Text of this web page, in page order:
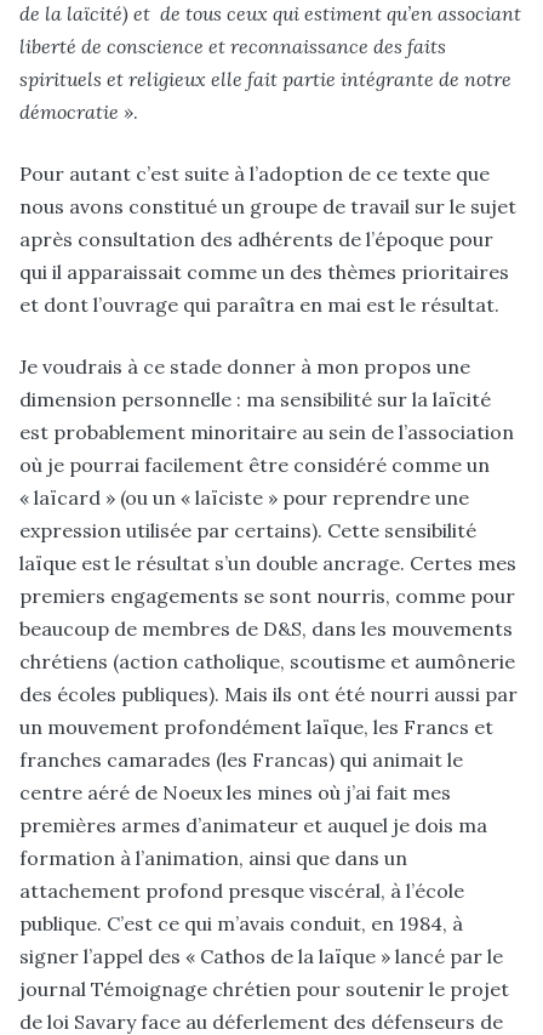
de la laïcité) et de tous ceux qui estiment qu’en associant
liberté de conscience et reconnaissance des faits
spirituels et religieux elle fait partie intégrante de notre
démocratie ».
Pour autant c’est suite à l’adoption de ce texte que
nous avons constitué un groupe de travail sur le sujet
après consultation des adhérents de l’époque pour
qui il apparaissait comme un des thèmes prioritaires
et dont l’ouvrage qui paraîtra en mai est le résultat.
Je voudrais à ce stade donner à mon propos une
dimension personnelle : ma sensibilité sur la laïcité
est probablement minoritaire au sein de l’association
où je pourrai facilement être considéré comme un
« laïcard » (ou un « laïciste » pour reprendre une
expression utilisée par certains). Cette sensibilité
laïque est le résultat s’un double ancrage. Certes mes
premiers engagements se sont nourris, comme pour
beaucoup de membres de D&S, dans les mouvements
chrétiens (action catholique, scoutisme et aumônerie
des écoles publiques). Mais ils ont été nourri aussi par
un mouvement profondément laïque, les Francs et
franches camarades (les Francas) qui animait le
centre aéré de Noeux les mines où j’ai fait mes
premières armes d’animateur et auquel je dois ma
formation à l’animation, ainsi que dans un
attachement profond presque viscéral, à l’école
publique. C’est ce qui m’avais conduit, en 1984, à
signer l’appel des « Cathos de la laïque » lancé par le
journal Témoignage chrétien pour soutenir le projet
de loi Savary face au déferlement des défenseurs de